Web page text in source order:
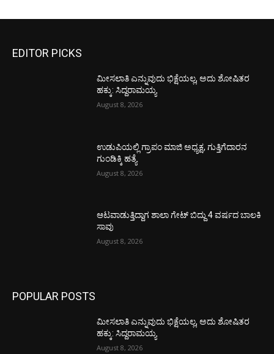
EDITOR PICKS
ಮೀಸಲಾತಿ ಎನ್ನುವುದು ಭಿಕ್ಷೆಯಲ್ಲ, ಅದು ಶೋಷಿತರ
ಹಕ್ಕು: ಸಿದ್ದರಾಮಯ್ಯ
August 8, 2026
ಉಡುಪಿಯಲ್ಲಿ ಗ್ರಾಪಂ ಮಾಜಿ ಅಧ್ಯಕ್ಷ, ಗುತ್ತಿಗೆದಾರನ
ಗುಂಡಿಕ್ಕಿ ಹತ್ಯೆ
August 8, 2026
ಆಟವಾಡುತ್ತಿದ್ದಾಗ ಶಾಲಾ ಗೇಟ್‌ ಬಿದ್ದು 4 ವರ್ಷದ ಬಾಲಕಿ
ಸಾವು
August 8, 2026
POPULAR POSTS
ಮೀಸಲಾತಿ ಎನ್ನುವುದು ಭಿಕ್ಷೆಯಲ್ಲ, ಅದು ಶೋಷಿತರ
ಹಕ್ಕು: ಸಿದ್ದರಾಮಯ್ಯ
August 8, 2026